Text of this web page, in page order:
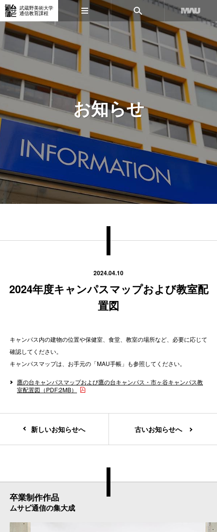
武蔵野美術大学
通信教育課程
お知らせ
2024.04.10
2024年度キャンパスマップおよび教室配
置図
キャンパス内の建物の位置や保健室、食堂、教室の場所など、必要に応じて
確認してください。
キャンパスマップは、お手元の「MAU手帳」も参照してください。
鷹の台キャンパスマップおよび鷹の台キャンパス・市ヶ谷キャンパス教
室配置図（PDF:2MB）
新しいお知らせへ 古いお知らせへ
卒業制作作品
ムサビ通信の集大成